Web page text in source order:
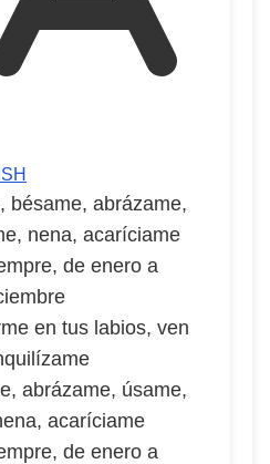
bésame, abrázame,
nena, acaríciame
de enero a
en tus labios, ven
abrázame, úsame,
acaríciame
de enero a